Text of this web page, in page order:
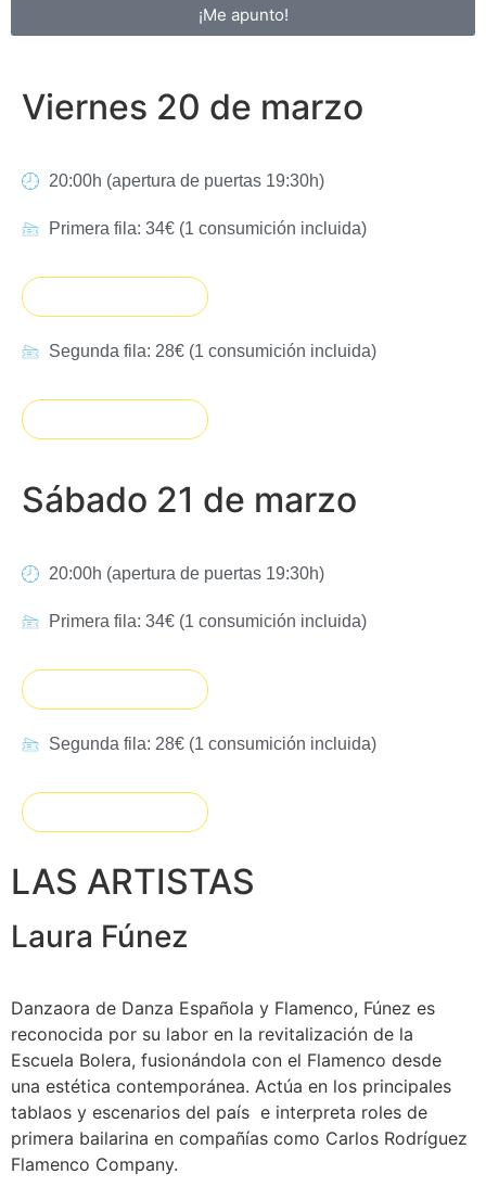
¡Me apunto!
Viernes 20 de marzo
20:00h (apertura de puertas 19:30h)
Primera fila: 34€ (1 consumición incluida)
Segunda fila: 28€ (1 consumición incluida)
Sábado 21 de marzo
20:00h (apertura de puertas 19:30h)
Primera fila: 34€ (1 consumición incluida)
Segunda fila: 28€ (1 consumición incluida)
LAS ARTISTAS
Laura Fúnez
Danzaora de Danza Española y Flamenco, Fúnez es
reconocida por su labor en la revitalización de la
Escuela Bolera, fusionándola con el Flamenco desde
una estética contemporánea. Actúa en los principales
tablaos y escenarios del país e interpreta roles de
primera bailarina en compañías como Carlos Rodríguez
Flamenco Company.